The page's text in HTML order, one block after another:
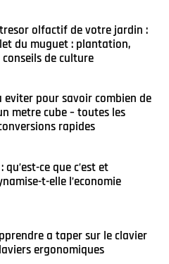
olfactif de votre jardin :
du muguet : plantation,
de culture
eviter pour savoir combien de
metre cube – toutes les
rapides
qu’est-ce que c’est et
t-elle l’economie
a taper sur le clavier
ergonomiques